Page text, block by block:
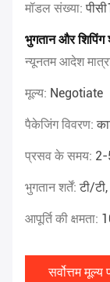
मॉडल संख्या:
भुगतान और शिपिंग
न्यूनतम आदेश
मूल्य: Negotiate
पैकेजिंग विवरण:
प्रसव के समय: 2-
भुगतान शर्तें:टी/
आपूर्ति की क्षमता:
सर्वोत्तम मूल्य